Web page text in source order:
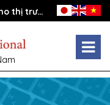
Tạo website bằng tiếng Việt dành cho thị trường Việt Nam - FOIS Vietnam [Công ty thiết kế website tại Việt Nam]